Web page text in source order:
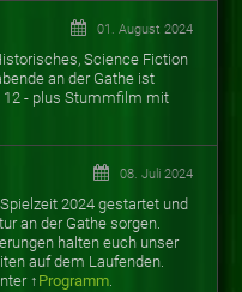
01. August 2024
Science Fiction
an der Gathe ist
12 - plus Stummfilm mit
08. Juli 2024
2024 gestartet und
an der Gathe sorgen.
halten euch unser
auf dem Laufenden.
↑ Programm.